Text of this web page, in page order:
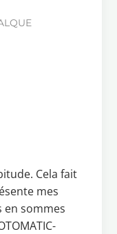
Cela fait
mes
sommes